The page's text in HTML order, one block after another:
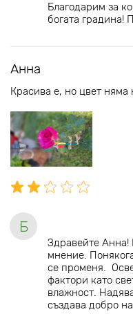
Благодарим за
богата градина!
Анна
Красива е, но цвет
Б
Здравейте Анна!
мнение.
се променя.
фактори като
влажност.
създава добро